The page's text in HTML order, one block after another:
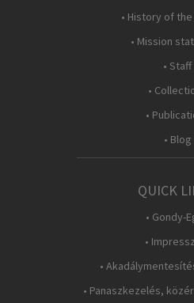
• History of
• Mission
• Staff
•
•
• Blog
QUICK
• Gondy-
•
•
• Panaszkezelés,